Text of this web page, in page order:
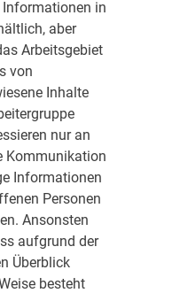
in
aber
Arbeitsgebiet
von
Inhalte
nur an
Kommunikation
Informationen
Personen
Ansonsten
aufgrund der
Überblick
besteht